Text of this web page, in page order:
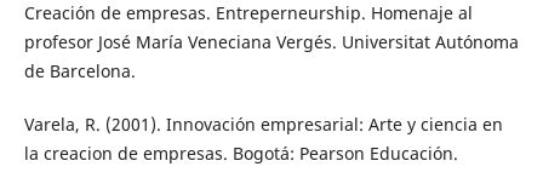
Creación de empresas. Entreperneurship. Homenaje al
profesor José María Veneciana Vergés. Universitat Autónoma
de Barcelona.
Varela, R. (2001). Innovación empresarial: Arte y ciencia en
la creacion de empresas. Bogotá: Pearson Educación.